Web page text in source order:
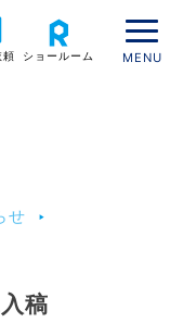
頼 ショールーム
せ
‣
稿